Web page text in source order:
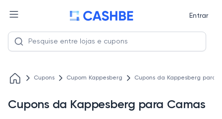
Entrar
Cupons Cupom Kappesberg Cupons da Kappesberg para
Cupons da Kappesberg para Camas